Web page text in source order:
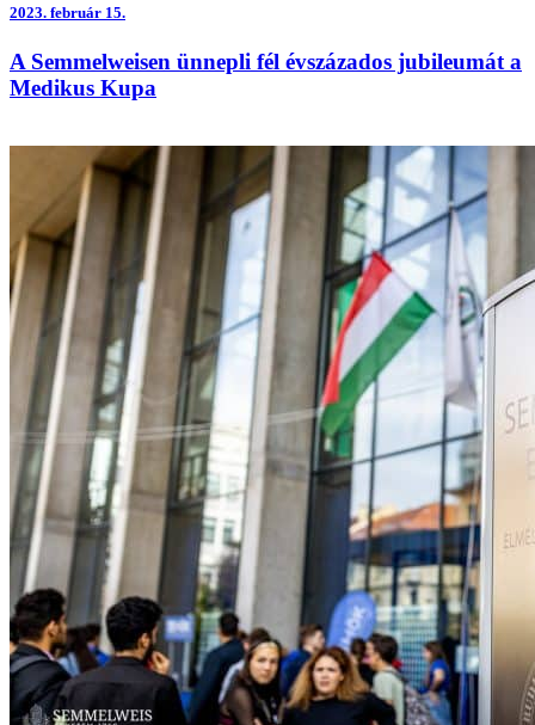
2023. február 15.
A Semmelweisen ünnepli fél évszázados jubileumát a
Medikus Kupa